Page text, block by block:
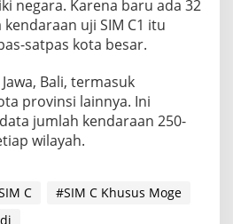
negara. Karena baru ada 32
uji SIM C1 itu
satpas kota besar.
Bali, termasuk
provinsi lainnya. Ini
jumlah kendaraan 250-
wilayah.
C
#SIM C Khusus Moge